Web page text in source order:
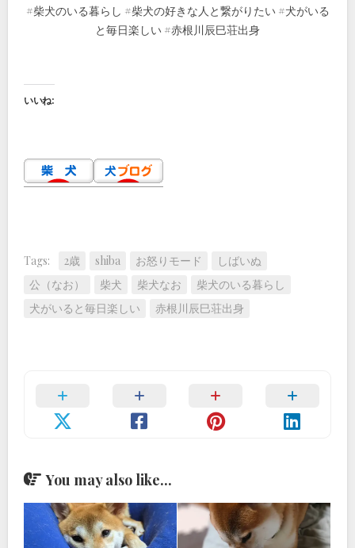
#柴犬のいる暮らし #柴犬の好きな人と繋がりたい #犬がいる
と毎日楽しい #赤根川辰巳荘出身
いいね:
Tags: 2歳 shiba お怒りモード
しばいぬ
公（なお）
柴犬 柴犬なお
柴犬のいる暮らし
犬がいると毎日楽しい
赤根川辰巳荘出身
You may also like...